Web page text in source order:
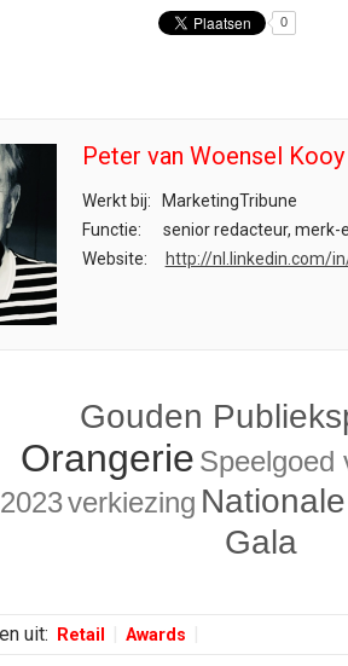
0
Peter van Woensel Kooy
Werkt bij:
MarketingTribune
Functie:
senior redacteur, merk-
Website:
http://nl.linkedin.com/
Gouden
Orangerie Speelgoed
2023verkiezing
Gala
uit: Retail Awards